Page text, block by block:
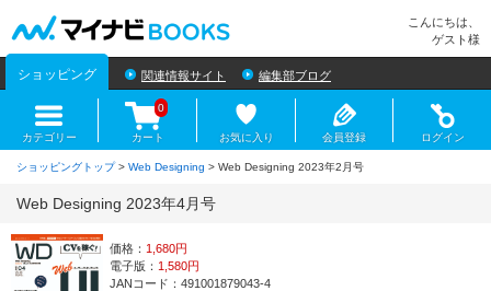
こんにちは、
ゲスト様
ショッピング 関連情報サイト 編集部ブログ
カテゴリー カート
0
お気に入り 会員登録 ログイン
ショッピングトップ> Web Designing > Web Designing 2023年2月号
Web Designing 2023年4月号
価格： 1,680円
電子版： 1,580円
JANコード：491001879043-4